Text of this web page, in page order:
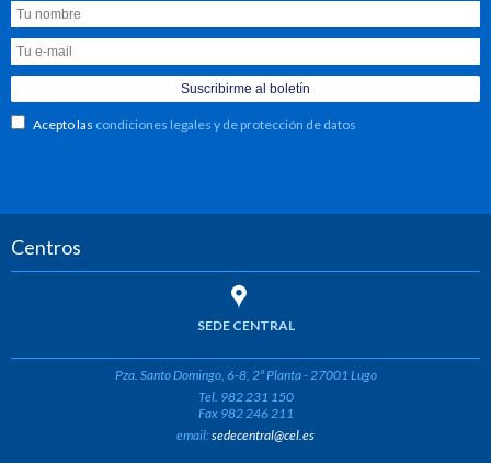
Acepto las condiciones legales y de protección de datos
Centros
SEDE CENTRAL
Pza. Santo Domingo, 6-8, 2ª Planta - 27001 Lugo
Tel. 982 231 150
Fax 982 246 211
email:sedecentral@cel.es